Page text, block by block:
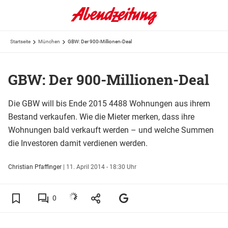
Startseite München GBW: Der 900-Millionen-Deal
GBW: Der 900-Millionen-Deal
Die GBW will bis Ende 2015 4488 Wohnungen aus ihrem
Bestand verkaufen. Wie die Mieter merken, dass ihre
Wohnungen bald verkauft werden – und welche Summen
die Investoren damit verdienen werden.
Christian Pfaffinger | 11. April 2014 - 18:30 Uhr
0